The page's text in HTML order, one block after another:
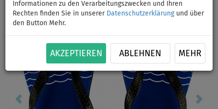
Informationen zu den Verarbeitungszwecken und Ihren
Rechten finden Sie in unserer Datenschutzerklärungund über
den Button Mehr.
AKZEPTIEREN ABLEHNEN MEHR